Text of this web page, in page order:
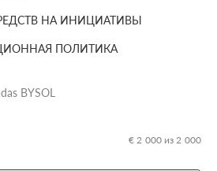
€ 2 000 из 2 000
НА ИНИЦИАТИВЫ
ПОЛИТИКА
BYSOL